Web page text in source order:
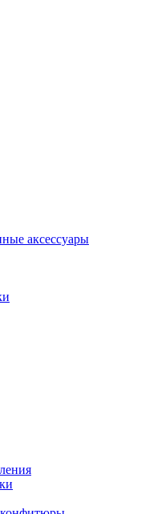
аксессуары